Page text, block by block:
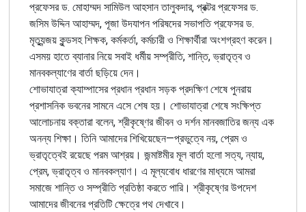
প্রফেসর ড. মোহাম্মদ সামিউল আহসান তালুকদার, প্রক্টর প্রফেসর ড.
জসিম উদ্দিন আহাম্মদ, পূজা উদযাপন পরিষদের সভাপতি প্রফেসর ড.
মৃত্যুন্জয় কুন্ডসহ শিক্ষক, কর্মকর্তা, কর্মচারী ও শিক্ষার্থীরা অংশগ্রহণ করেন।
এসময় হাতে ব্যানার নিয়ে সবাই ধর্মীয় সম্প্রীতি, শান্তি, ভ্রাতৃত্ব ও
মানবকল্যাণের বার্তা ছড়িয়ে দেন।
শোভাযাত্রা ক্যাম্পাসের প্রধান প্রধান সড়ক প্রদক্ষিণ শেষে পুনরায়
প্রশাসনিক ভবনের সামনে এসে শেষ হয়। শোভাযাত্রা শেষে সংক্ষিপ্ত
আলোচনায় বক্তারা বলেন, শ্রীকৃষ্ণের জীবন ও দর্শন মানবজাতির জন্য এক
অনন্য শিক্ষা। তিনি আমাদের শিখিয়েছেন—প্রভুত্বে নয়, প্রেম ও
ভ্রাতৃত্বেই রয়েছে পরম আশ্রয়। জন্মাষ্টমীর মূল বার্তা হলো সত্য, ন্যায়,
প্রেম, ভ্রাতৃত্ব ও মানবকল্যাণ। এ মূল্যবোধ ধারণের মাধ্যমে আমরা
সমাজে শান্তি ও সম্প্রীতি প্রতিষ্ঠা করতে পারি। শ্রীকৃষ্ণের উপদেশ
আমাদের জীবনের প্রতিটি ক্ষেত্রে পথ দেখাবে।